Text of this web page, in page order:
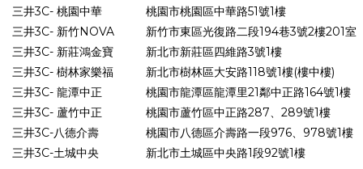
三井3C- 桃園中華
桃園市桃園區中華路51號1樓
三井3C- 新竹NOVA
新竹市東區光復路二段194巷3號2樓201室
三井3C- 新莊鴻金寶
新北市新莊區四維路3號1樓
三井3C- 樹林家樂福
新北市樹林區大安路118號1樓(樓中樓)
三井3C- 龍潭中正
桃園市龍潭區龍潭里21鄰中正路164號1樓
三井3C- 蘆竹中正
桃園市蘆竹區中正路287、289號1樓
三井3C-八德介壽
桃園市八德區介壽路一段976、978號1樓
三井3C-土城中央
新北市土城區中央路1段92號1樓